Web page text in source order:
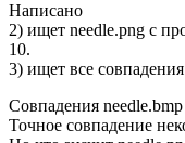
Написано
2) ищет needle.png с
10.
3) ищет все
Совпадения
Точное совпадение